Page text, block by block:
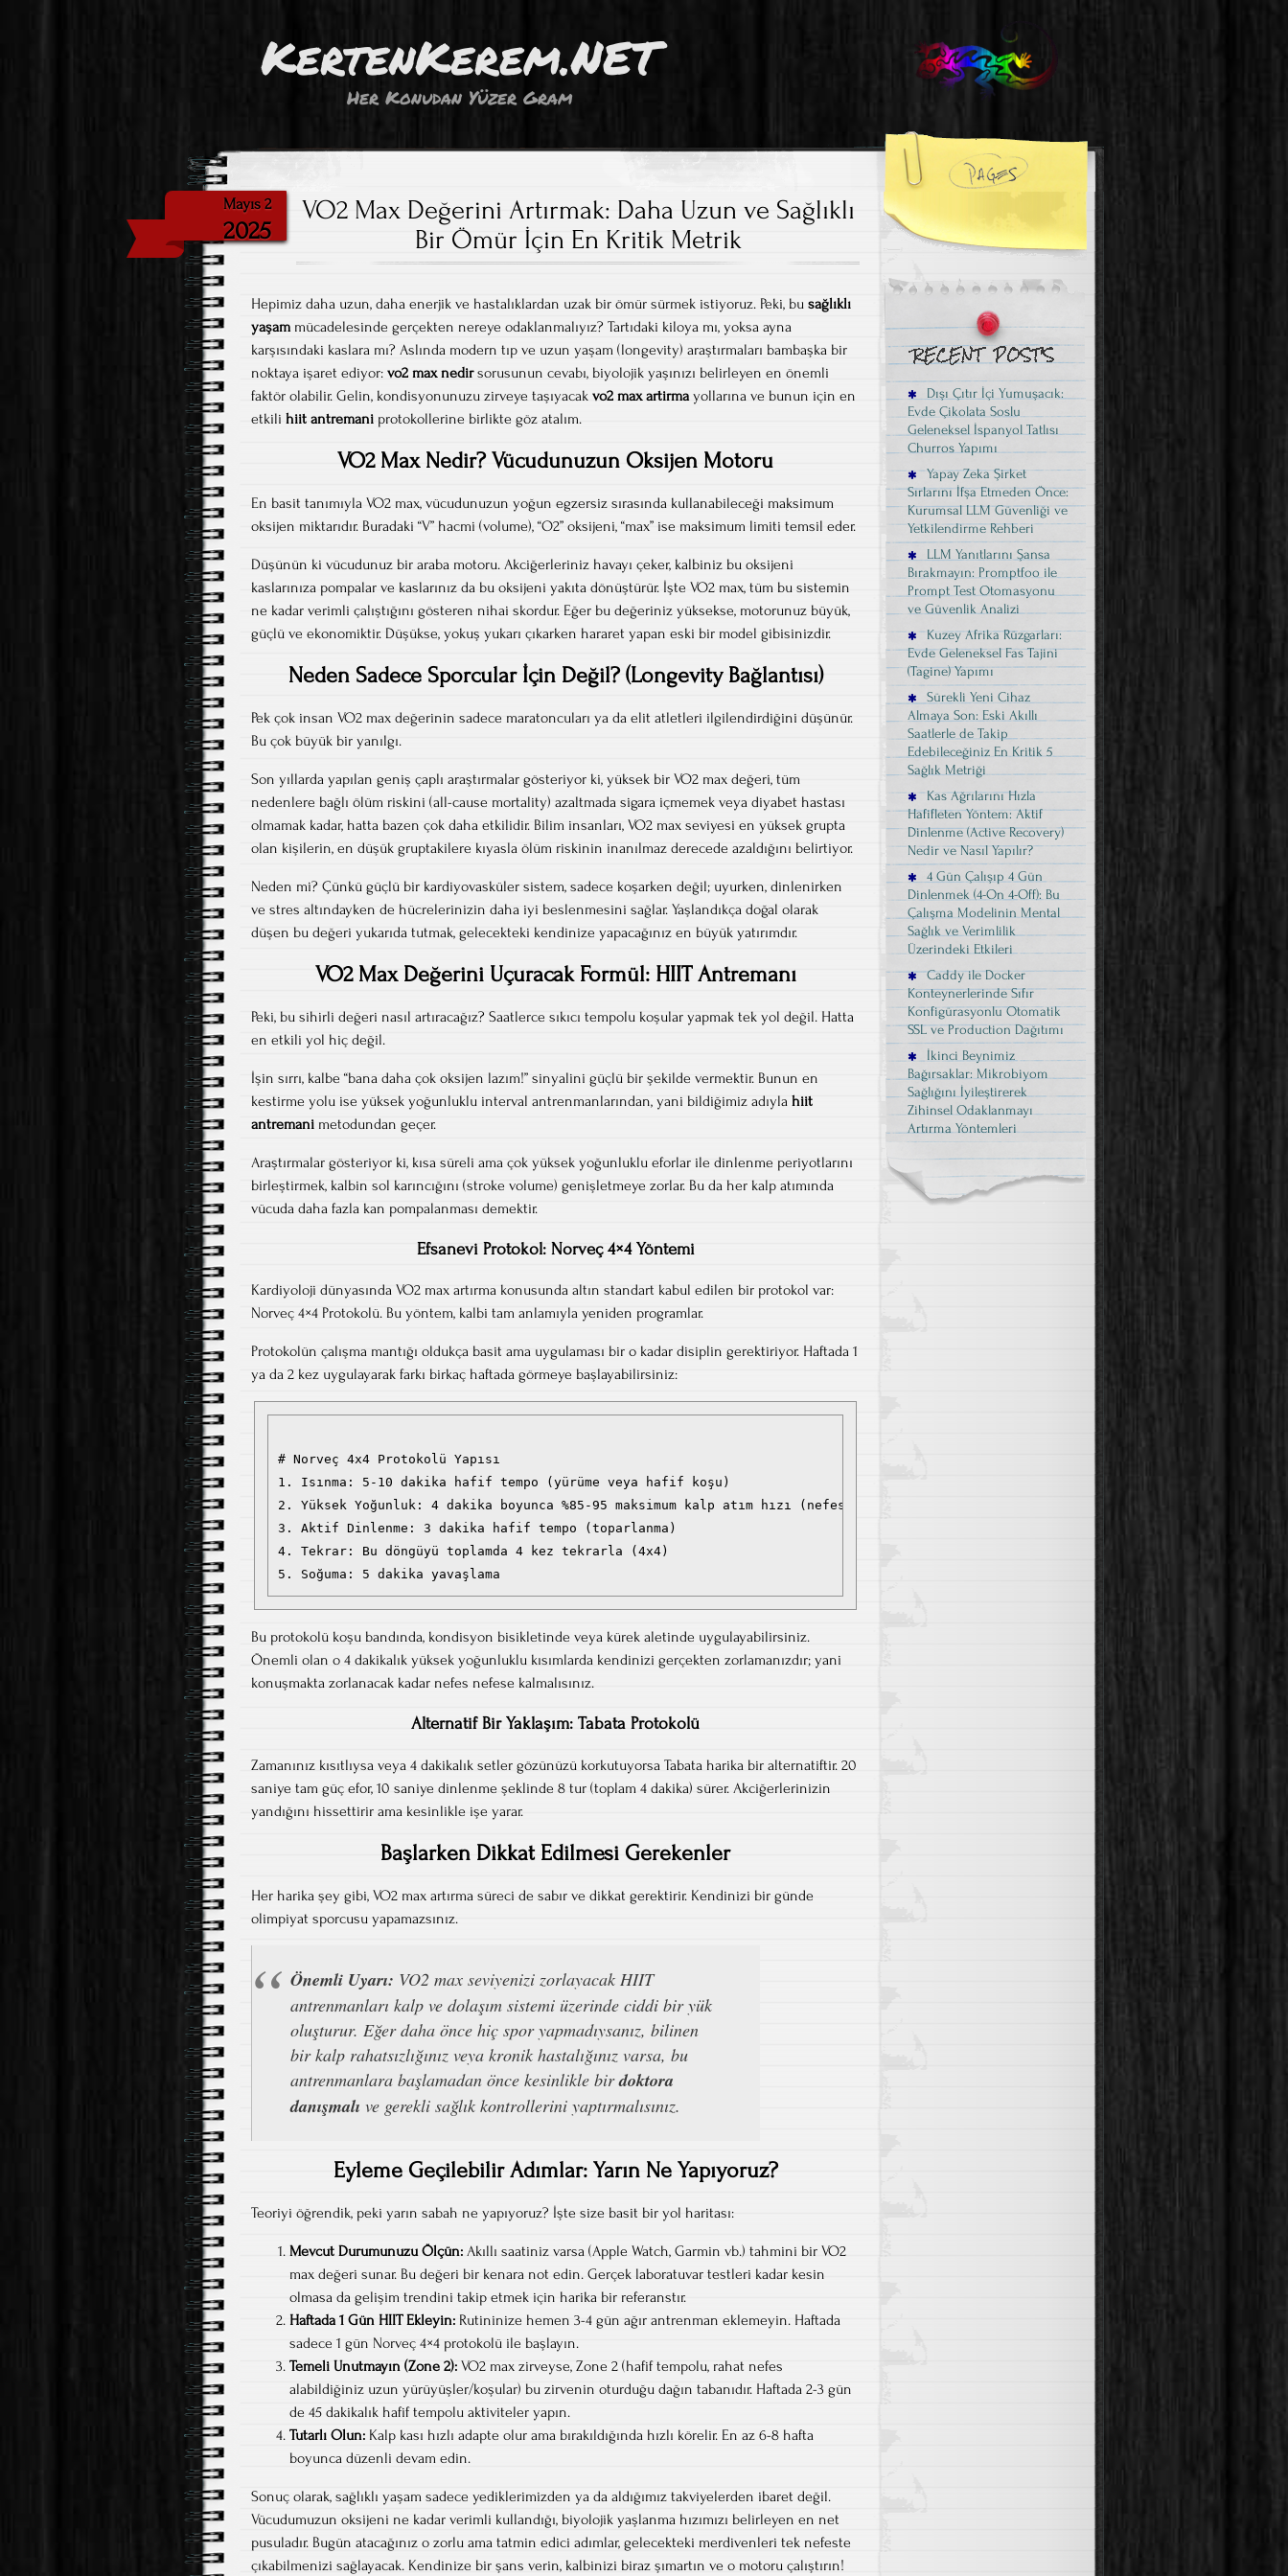
KertenKerem.NET
Her Konudan Yüzer Gram
Mayıs 2
2025
VO2 Max Değerini Artırmak: Daha Uzun ve Sağlıklı
Bir Ömür İçin En Kritik Metrik
Hepimiz daha uzun, daha enerjik ve hastalıklardan uzak bir ömür sürmek istiyoruz. Peki, bu sağlıklı
yaşam mücadelesinde gerçekten nereye odaklanmalıyız? Tartıdaki kiloya mı, yoksa ayna
karşısındaki kaslara mı? Aslında modern tıp ve uzun yaşam (longevity) araştırmaları bambaşka bir
noktaya işaret ediyor: vo2 max nedirsorusunun cevabı, biyolojik yaşınızı belirleyen en önemli
faktör olabilir. Gelin, kondisyonunuzu zirveye taşıyacak vo2 max artirmayollarına ve bunun için en
etkili hiit antremani protokollerine birlikte göz atalım.
VO2 Max Nedir? Vücudunuzun Oksijen Motoru
En basit tanımıyla VO2 max, vücudunuzun yoğun egzersiz sırasında kullanabileceği maksimum
oksijen miktarıdır. Buradaki “V” hacmi (volume), “O2” oksijeni, “max” ise maksimum limiti temsil eder.
Düşünün ki vücudunuz bir araba motoru. Akciğerleriniz havayı çeker, kalbiniz bu oksijeni
kaslarınıza pompalar ve kaslarınız da bu oksijeni yakıta dönüştürür. İşte VO2 max, tüm bu sistemin
ne kadar verimli çalıştığını gösteren nihai skordur. Eğer bu değeriniz yüksekse, motorunuz büyük,
güçlü ve ekonomiktir. Düşükse, yokuş yukarı çıkarken hararet yapan eski bir model gibisinizdir.
Neden Sadece Sporcular İçin Değil? (Longevity Bağlantısı)
Pek çok insan VO2 max değerinin sadece maratoncuları ya da elit atletleri ilgilendirdiğini düşünür.
Bu çok büyük bir yanılgı.
Son yıllarda yapılan geniş çaplı araştırmalar gösteriyor ki, yüksek bir VO2 max değeri, tüm
nedenlere bağlı ölüm riskini (all-cause mortality) azaltmada sigara içmemek veya diyabet hastası
olmamak kadar, hatta bazen çok daha etkilidir. Bilim insanları, VO2 max seviyesi en yüksek grupta
olan kişilerin, en düşük gruptakilere kıyasla ölüm riskinin inanılmaz derecede azaldığını belirtiyor.
Neden mi? Çünkü güçlü bir kardiyovasküler sistem, sadece koşarken değil; uyurken, dinlenirken
ve stres altındayken de hücrelerinizin daha iyi beslenmesini sağlar. Yaşlandıkça doğal olarak
düşen bu değeri yukarıda tutmak, gelecekteki kendinize yapacağınız en büyük yatırımdır.
VO2 Max Değerini Uçuracak Formül: HIIT Antremanı
Peki, bu sihirli değeri nasıl artıracağız? Saatlerce sıkıcı tempolu koşular yapmak tek yol değil. Hatta
en etkili yol hiç değil.
İşin sırrı, kalbe “bana daha çok oksijen lazım!” sinyalini güçlü bir şekilde vermektir. Bunun en
kestirme yolu ise yüksek yoğunluklu interval antrenmanlarından, yani bildiğimiz adıyla hiit
antremani metodundan geçer.
Araştırmalar gösteriyor ki, kısa süreli ama çok yüksek yoğunluklu eforlar ile dinlenme periyotlarını
birleştirmek, kalbin sol karıncığını (stroke volume) genişletmeye zorlar. Bu da her kalp atımında
vücuda daha fazla kan pompalanması demektir.
Efsanevi Protokol: Norveç 4×4 Yöntemi
Kardiyoloji dünyasında VO2 max artırma konusunda altın standart kabul edilen bir protokol var:
Norveç 4×4 Protokolü. Bu yöntem, kalbi tam anlamıyla yeniden programlar.
Protokolün çalışma mantığı oldukça basit ama uygulaması bir o kadar disiplin gerektiriyor. Haftada 1
ya da 2 kez uygulayarak farkı birkaç haftada görmeye başlayabilirsiniz:
# Norveç 4x4 Protokolü Yapısı
1. Isınma: 5-10 dakika hafif tempo (yürüme veya hafif koşu)
2. Yüksek Yoğunluk: 4 dakika boyunca %85-95 maksimum kalp atım hızı (nefes nefese kalınan tempo)
3. Aktif Dinlenme: 3 dakika hafif tempo (toparlanma)
4. Tekrar: Bu döngüyü toplamda 4 kez tekrarla (4x4)
Bu protokolü koşu bandında, kondisyon bisikletinde veya kürek aletinde uygulayabilirsiniz.
Önemli olan o 4 dakikalık yüksek yoğunluklu kısımlarda kendinizi gerçekten zorlamanızdır; yani
konuşmakta zorlanacak kadar nefes nefese kalmalısınız.
Alternatif Bir Yaklaşım: Tabata Protokolü
Zamanınız kısıtlıysa veya 4 dakikalık setler gözünüzü korkutuyorsa Tabata harika bir alternatiftir. 20
saniye tam güç efor, 10 saniye dinlenme şeklinde 8 tur (toplam 4 dakika) sürer. Akciğerlerinizin
yandığını hissettirir ama kesinlikle işe yarar.
Başlarken Dikkat Edilmesi Gerekenler
Her harika şey gibi, VO2 max artırma süreci de sabır ve dikkat gerektirir. Kendinizi bir günde
olimpiyat sporcusu yapamazsınız.
Önemli Uyarı: VO2 max seviyenizi zorlayacak HIIT
antrenmanları kalp ve dolaşım sistemi üzerinde ciddi bir yük
oluşturur. Eğer daha önce hiç spor yapmadıysanız, bilinen
bir kalp rahatsızlığınız veya kronik hastalığınız varsa, bu
antrenmanlara başlamadan önce kesinlikle birdoktora
danışmalı ve gerekli sağlık kontrollerini yaptırmalısınız.
Eyleme Geçilebilir Adımlar: Yarın Ne Yapıyoruz?
Teoriyi öğrendik, peki yarın sabah ne yapıyoruz? İşte size basit bir yol haritası:
Mevcut Durumunuzu Ölçün: Akıllı saatiniz varsa (Apple Watch, Garmin vb.) tahmini bir VO2
max değeri sunar. Bu değeri bir kenara not edin. Gerçek laboratuvar testleri kadar kesin
olmasa da gelişim trendini takip etmek için harika bir referanstır.
Haftada 1 Gün HIIT Ekleyin: Rutininize hemen 3-4 gün ağır antrenman eklemeyin. Haftada
sadece 1 gün Norveç 4×4 protokolü ile başlayın.
Temeli Unutmayın (Zone 2): VO2 max zirveyse, Zone 2 (hafif tempolu, rahat nefes
alabildiğiniz uzun yürüyüşler/koşular) bu zirvenin oturduğu dağın tabanıdır. Haftada 2-3 gün
de 45 dakikalık hafif tempolu aktiviteler yapın.
Tutarlı Olun: Kalp kası hızlı adapte olur ama bırakıldığında hızlı körelir. En az 6-8 hafta
boyunca düzenli devam edin.
Sonuç olarak, sağlıklı yaşam sadece yediklerimizden ya da aldığımız takviyelerden ibaret değil.
Vücudumuzun oksijeni ne kadar verimli kullandığı, biyolojik yaşlanma hızımızı belirleyen en net
pusuladır. Bugün atacağınız o zorlu ama tatmin edici adımlar, gelecekteki merdivenleri tek nefeste
çıkabilmenizi sağlayacak. Kendinize bir şans verin, kalbinizi biraz şımartın ve o motoru çalıştırın!
Dışı Çıtır İçi Yumuşacık:
Evde Çikolata Soslu
Geleneksel İspanyol Tatlısı
Churros Yapımı
Yapay Zeka Şirket
Sırlarını İfşa Etmeden Önce:
Kurumsal LLM Güvenliği ve
Yetkilendirme Rehberi
LLM Yanıtlarını Şansa
Bırakmayın: Promptfoo ile
Prompt Test Otomasyonu
ve Güvenlik Analizi
Kuzey Afrika Rüzgarları:
Evde Geleneksel Fas Tajini
(Tagine) Yapımı
Sürekli Yeni Cihaz
Almaya Son: Eski Akıllı
Saatlerle de Takip
Edebileceğiniz En Kritik 5
Sağlık Metriği
Kas Ağrılarını Hızla
Hafifleten Yöntem: Aktif
Dinlenme (Active Recovery)
Nedir ve Nasıl Yapılır?
4 Gün Çalışıp 4 Gün
Dinlenmek (4-On 4-Off): Bu
Çalışma Modelinin Mental
Sağlık ve Verimlilik
Üzerindeki Etkileri
Caddy ile Docker
Konteynerlerinde Sıfır
Konfigürasyonlu Otomatik
SSL ve Production Dağıtımı
İkinci Beynimiz
Bağırsaklar: Mikrobiyom
Sağlığını İyileştirerek
Zihinsel Odaklanmayı
Artırma Yöntemleri